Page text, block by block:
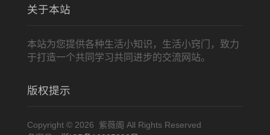
关于本站
本站为您提供各种生活小知识，生活小窍门，致力
于打造一个共同学习共同进步的交流网站。
版权提示
Copyright © 2026 紫薇阁 All Rights Reserved